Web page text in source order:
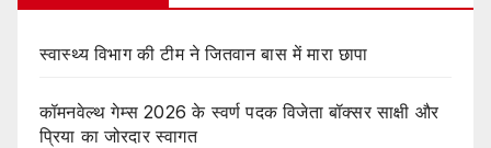
स्वास्थ्य विभाग की टीम ने जितवान बास में मारा छापा
कॉमनवेल्थ गेम्स 2026 के स्वर्ण पदक विजेता बॉक्सर साक्षी और
प्रिया का जोरदार स्वागत